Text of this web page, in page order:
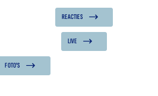
REACTIES
LIVE
FOTO'S